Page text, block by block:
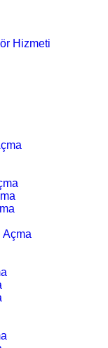
Hizmeti
Açma